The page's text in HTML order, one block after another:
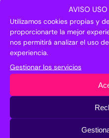
AVISO
Utilizamos cookies propias y
proporcionarte la mejor
nos permitirá analizar el uso
experiencia.
Gestionar los servicios
los avances en temas
la innovación -con el
como el
en el ámbito
el agua y la sequía.
También destaca el
la transferencia del
ámbito académico y
permitirá, por
estado de situación
Asimismo, se